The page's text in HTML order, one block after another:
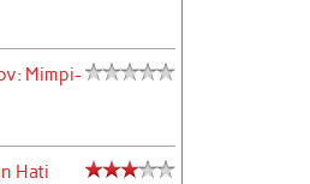
Mimpi-
Hati